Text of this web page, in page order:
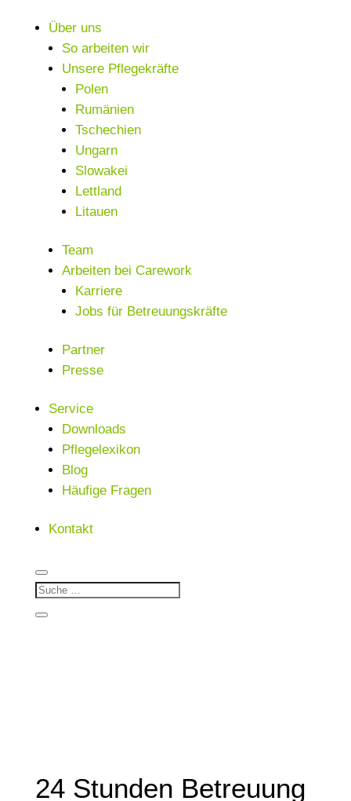
Über uns
So arbeiten wir
Unsere Pflegekräfte
Polen
Rumänien
Tschechien
Ungarn
Slowakei
Lettland
Litauen
Team
Arbeiten bei Carework
Karriere
Jobs für Betreuungskräfte
Partner
Presse
Service
Downloads
Pflegelexikon
Blog
Häufige Fragen
Kontakt
24 Stunden Betreuung